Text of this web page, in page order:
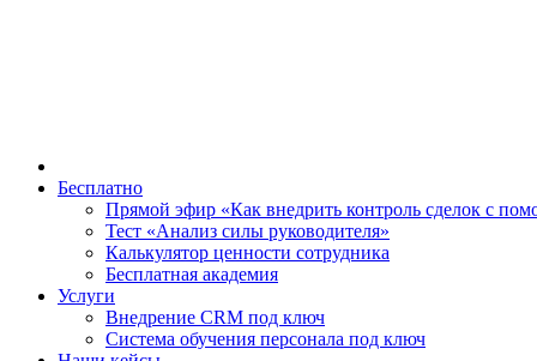
Бесплатно
Прямой эфир «Как внедрить контроль сделок с
Тест «Анализ силы руководителя»
Калькулятор ценности сотрудника
Бесплатная академия
Услуги
Внедрение CRM под ключ
Система обучения персонала под ключ